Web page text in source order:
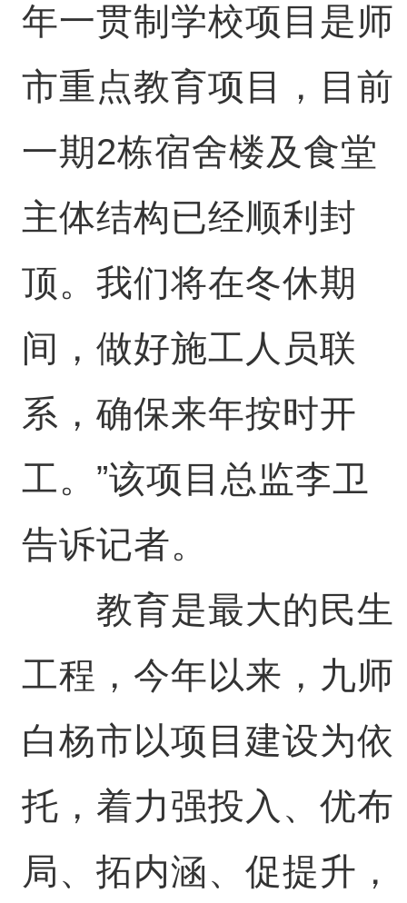
年一贯制学校项目是师
市重点教育项目，目前
一期2栋宿舍楼及食堂
主体结构已经顺利封
顶。我们将在冬休期
间，做好施工人员联
系，确保来年按时开
工。”该项目总监李卫
告诉记者。
教育是最大的民生
工程，今年以来，九师
白杨市以项目建设为依
托，着力强投入、优布
局、拓内涵、促提升，